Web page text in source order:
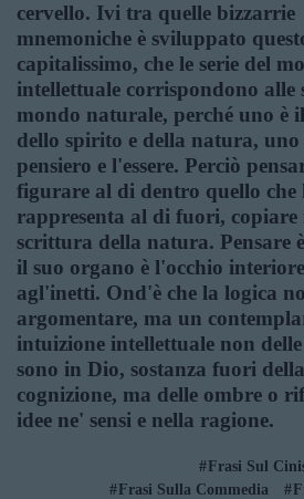
cervello. Ivi tra quelle bizzarrie
mnemoniche è sviluppato
capitalissimo, che le serie del
intellettuale corrispondono alle
mondo naturale, perché uno è
dello spirito e della natura, uno
pensiero e l'essere. Perciò
figurare al di dentro quello che
rappresenta al di fuori, copiare
scrittura della natura. Pensare
il suo organo è l'occhio
agl'inetti. Ond'è che la logica
argomentare, ma un
intuizione intellettuale non delle
sono in Dio, sostanza fuori della
cognizione, ma delle ombre o
idee ne' sensi e nella ragione.
Frasi Sul
Frasi Sulla Commedia